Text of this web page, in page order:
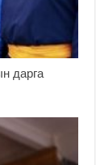
дарга